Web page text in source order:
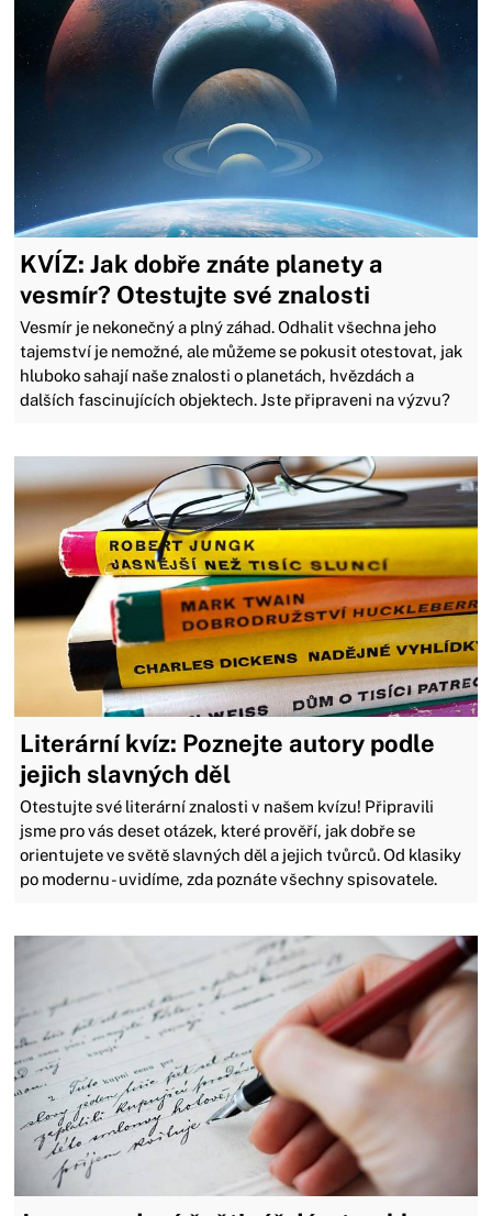
KVÍZ: Jak dobře znáte planety a
vesmír? Otestujte své znalosti
Vesmír je nekonečný a plný záhad. Odhalit všechna jeho
tajemství je nemožné, ale můžeme se pokusit otestovat, jak
hluboko sahají naše znalosti o planetách, hvězdách a
dalších fascinujících objektech. Jste připraveni na výzvu?
Literární kvíz: Poznejte autory podle
jejich slavných děl
Otestujte své literární znalosti v našem kvízu! Připravili
jsme pro vás deset otázek, které prověří, jak dobře se
orientujete ve světě slavných děl a jejich tvůrců. Od klasiky
po modernu - uvidíme, zda poznáte všechny spisovatele.